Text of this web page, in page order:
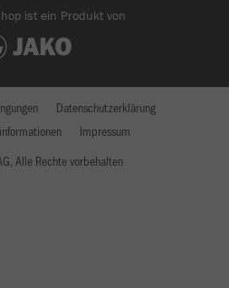
ist ein Produkt von
Alle Rechte vorbehalten
Datenschutzerklärung
Impressum